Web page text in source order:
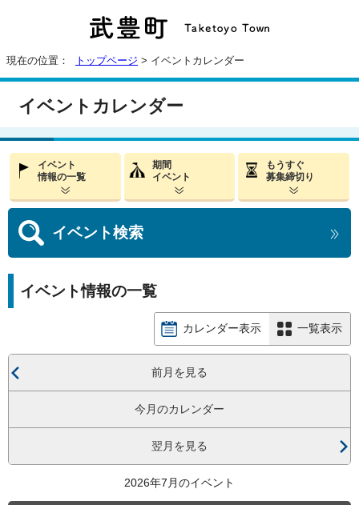
現在の位置： トップページ > イベントカレンダー
イベントカレンダー
イベント
情報の一覧
期間
イベント
もうすぐ
募集締切り
イベント検索
イベント情報の一覧
カレンダー表示 一覧表示
前月を見る
今月のカレンダー
翌月を見る
2026年7月のイベント